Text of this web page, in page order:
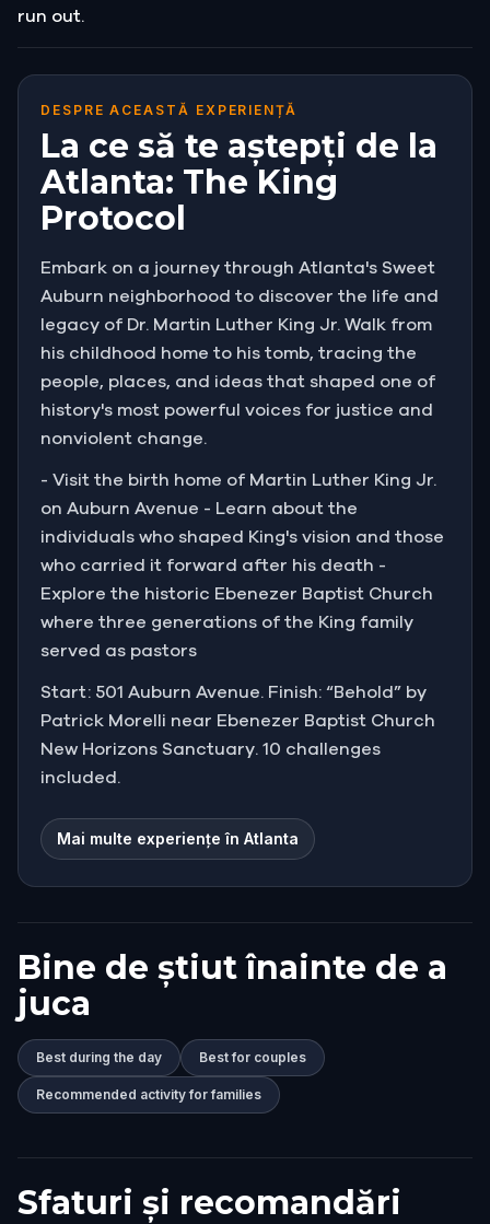
run out.
DESPRE ACEASTĂ EXPERIENȚĂ
La ce să te aștepți de la
Atlanta: The King
Protocol
Embark on a journey through Atlanta's Sweet
Auburn neighborhood to discover the life and
legacy of Dr. Martin Luther King Jr. Walk from
his childhood home to his tomb, tracing the
people, places, and ideas that shaped one of
history's most powerful voices for justice and
nonviolent change.
- Visit the birth home of Martin Luther King Jr.
on Auburn Avenue - Learn about the
individuals who shaped King's vision and those
who carried it forward after his death -
Explore the historic Ebenezer Baptist Church
where three generations of the King family
served as pastors
Start: 501 Auburn Avenue. Finish: “Behold” by
Patrick Morelli near Ebenezer Baptist Church
New Horizons Sanctuary. 10 challenges
included.
Mai multe experiențe în Atlanta
Bine de știut înainte de a
juca
Best during the day Best for couples
Recommended activity for families
Sfaturi și recomandări